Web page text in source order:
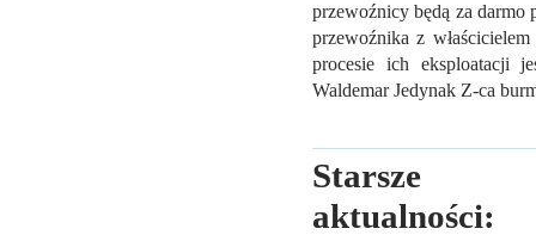
przewoźnicy będą za darmo
przewoźnika z
procesie ich eksploatacji
Waldemar Jedynak Z-ca
Starsze
aktualności: